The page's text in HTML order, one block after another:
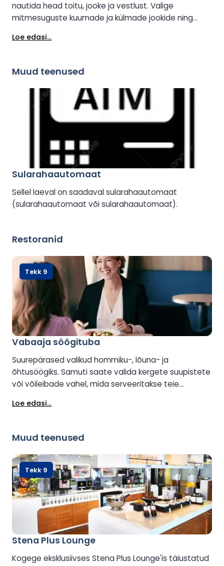
nautida head toitu, jooke ja vestlust. Valige
mitmesuguste kuumade ja külmade jookide ning
merevaade. Saadaval on keskkonnasõbralik ubadest
jäädvustada ja jagada meeldejäävaid hetki oma
reisilt.
Loe edasi...
Muud teenused
Sularahaautomaat
Sellel laeval on saadaval sularahaautomaat
(sularahaautomaat või sularahaautomaat).
Restoranid
Vabaaja söögituba
Suurepärased valikud hommiku-, lõuna- ja
õhtusöögiks. Samuti saate valida kergete suupistete
või võileibade vahel, mida serveeritakse teie
alkohoolne või alkoholivaba.
Loe edasi...
Tekk 9
Muud teenused
Stena Plus Lounge
Kogege eksklusiivses Stena Plus Lounge'is täiustatud
Tekk 9